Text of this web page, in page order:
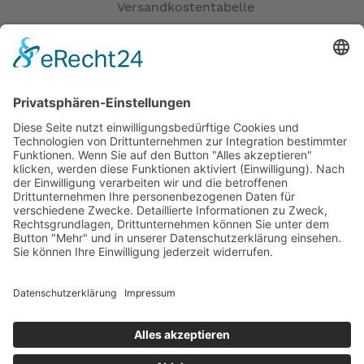
gehören nicht zum Leistungsumfang. --
Versandkostentabelle
Erklärung zur Barrierefreiheit
AGB
Öffnungszeiten
Versandpartner
Verfügbarkeiten
Zahlung und Versand
Datenschutz
Fernabsatz
Widerrufsrecht bei Dienstleistungen
Kontakt